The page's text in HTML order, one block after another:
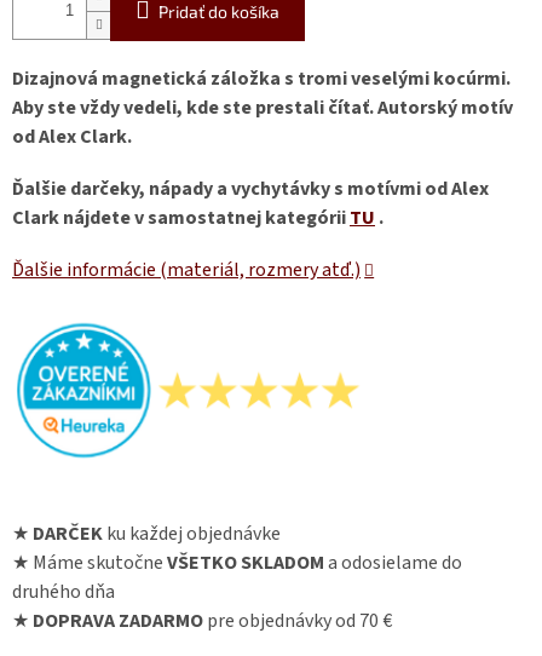
Pridať do košíka
Dizajnová magnetická záložka s tromi veselými kocúrmi.
Aby ste vždy vedeli, kde ste prestali čítať. Autorský motív
od Alex Clark.
Ďalšie darčeky, nápady a vychytávky s motívmi od Alex
Clark nájdete v samostatnej kategóriiTU .
Ďalšie informácie (materiál, rozmery atď.)
★ DARČEKku každej objednávke
★ Máme skutočneVŠETKO SKLADOMa odosielame do
druhého dňa
★ DOPRAVA ZADARMOpre objednávky od 70 €